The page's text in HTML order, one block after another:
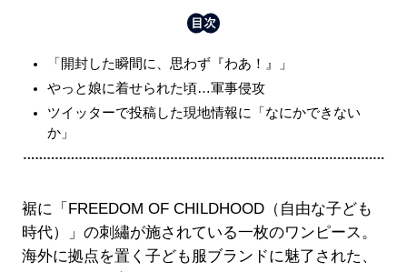
「開封した瞬間に、思わず『わあ！』」
やっと娘に着せられた頃…軍事侵攻
ツイッターで投稿した現地情報に「なにかできない
か」
裾に「FREEDOM OF CHILDHOOD（自由な子ども
時代）」の刺繡が施されている一枚のワンピース。
海外に拠点を置く子ども服ブランドに魅了された、